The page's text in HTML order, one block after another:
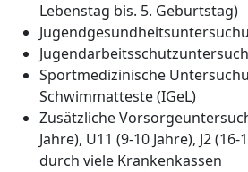
Lebenstag bis. 5. Geburtstag)
Sportmedizinische
Schwimmatteste (IGeL)
Zusätzliche
Jahre), U11 (9-10 Jahre), J2
durch viele Krankenkassen